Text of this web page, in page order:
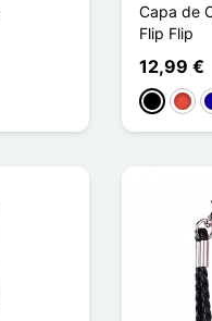
Capa de
Flip Flip
12,99 €
Preto